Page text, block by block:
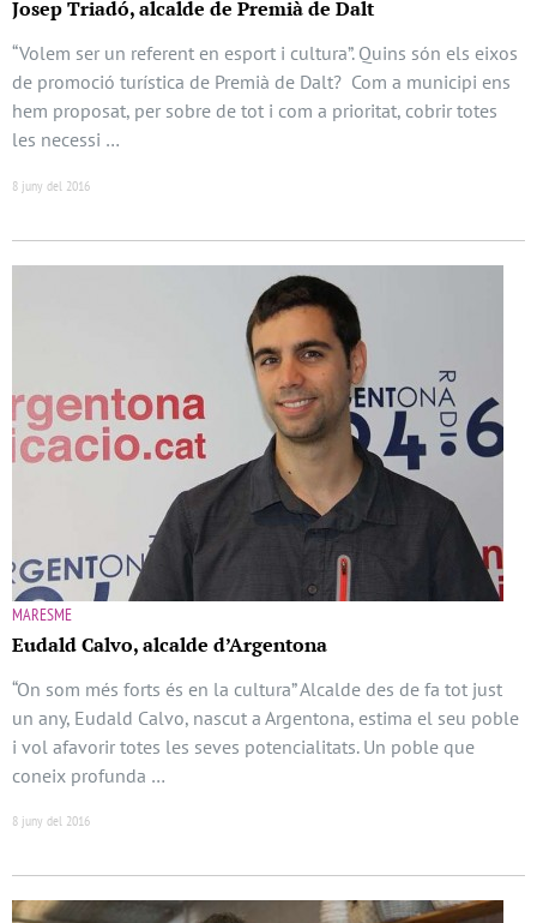
Josep Triadó, alcalde de Premià de Dalt
“Volem ser un referent en esport i cultura”. Quins són els eixos
de promoció turística de Premià de Dalt? Com a municipi ens
hem proposat, per sobre de tot i com a prioritat, cobrir totes
les necessi …
8 juny del 2016
MARESME
Eudald Calvo, alcalde d’Argentona
“On som més forts és en la cultura” Alcalde des de fa tot just
un any, Eudald Calvo, nascut a Argentona, estima el seu poble
i vol afavorir totes les seves potencialitats. Un poble que
coneix profunda …
8 juny del 2016